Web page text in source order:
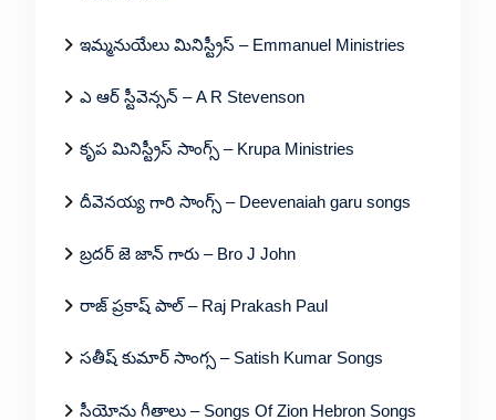
ఇమ్మనుయేలు మినిస్ట్రీస్ – Emmanuel Ministries
ఎ ఆర్ స్టీవెన్సన్ – A R Stevenson
కృప మినిస్ట్రీస్ సాంగ్స్ – Krupa Ministries
దీవెనయ్య గారి సాంగ్స్ – Deevenaiah garu songs
బ్రదర్ జె జాన్ గారు – Bro J John
రాజ్ ప్రకాష్ పాల్ – Raj Prakash Paul
సతీష్ కుమార్ సాంగ్స – Satish Kumar Songs
సీయోను గీతాలు – Songs Of Zion Hebron Songs